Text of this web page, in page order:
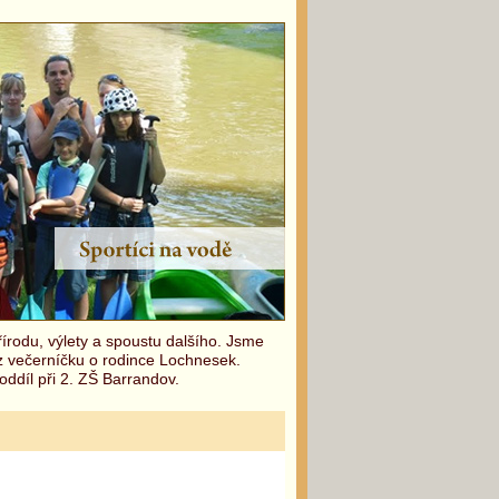
výlety a spoustu dalšího. Jsme
o rodince Lochnesek.
při 2. ZŠ Barrandov.